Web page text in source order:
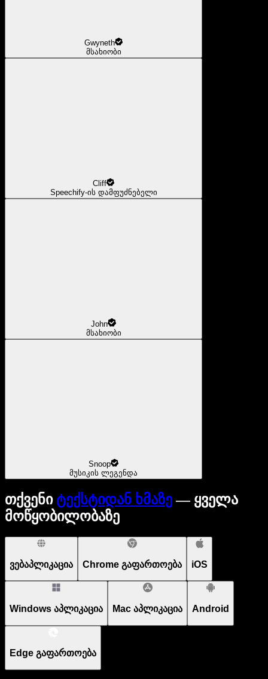
Gwyneth
მსახიობი
Cliff
Speechify-ის დამფუძნებელი
John
მსახიობი
Snoop
მუსიკის ლეგენდა
თქვენი ტექსტიდან ხმაზე— ყველა
მოწყობილობაზე
ვებაპლიკაცია Chrome გაფართოება iOS
Windows აპლიკაცია Mac აპლიკაცია Android
Edge გაფართოება